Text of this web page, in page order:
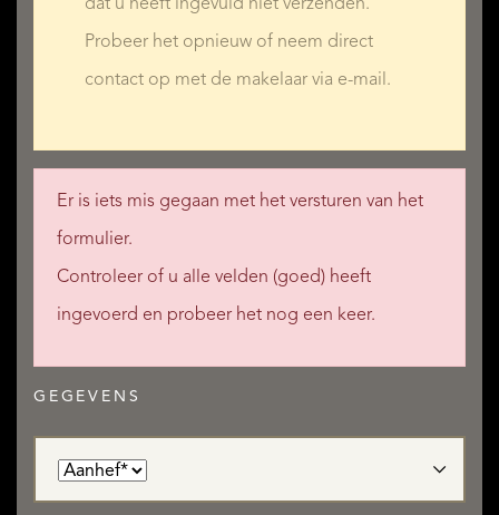
dat u heeft ingevuld niet verzenden.
Probeer het opnieuw of neem direct
contact op met de makelaar via e-mail.
Er is iets mis gegaan met het versturen van het
formulier.
Controleer of u alle velden (goed) heeft
ingevoerd en probeer het nog een keer.
GEGEVENS